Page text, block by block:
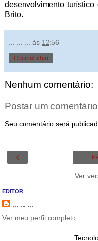
desenvolvimento
Brito.
às 12:56
Compartilhar
Nenhum comentário:
Postar um comentário
Seu comentário será
‹
Ver
EDITOR
... ... ...
Ver meu perfil completo